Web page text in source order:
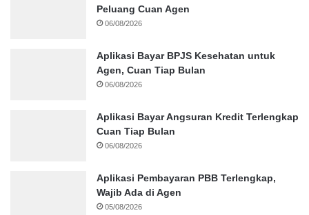
Peluang Cuan Agen
06/08/2026
Aplikasi Bayar BPJS Kesehatan untuk
Agen, Cuan Tiap Bulan
06/08/2026
Aplikasi Bayar Angsuran Kredit Terlengkap
Cuan Tiap Bulan
06/08/2026
Aplikasi Pembayaran PBB Terlengkap,
Wajib Ada di Agen
05/08/2026